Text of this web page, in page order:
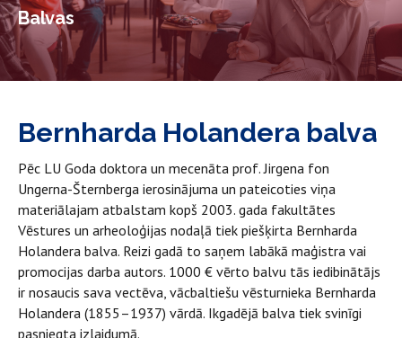
Balvas
Bernharda Holandera balva
Pēc LU Goda doktora un mecenāta prof. Jirgena fon
Ungerna-Šternberga ierosinājuma un pateicoties viņa
materiālajam atbalstam kopš 2003. gada fakultātes
Vēstures un arheoloģijas nodaļā tiek piešķirta Bernharda
Holandera balva. Reizi gadā to saņem labākā maģistra vai
promocijas darba autors. 1000 € vērto balvu tās iedibinātājs
ir nosaucis sava vectēva, vācbaltiešu vēsturnieka Bernharda
Holandera (1855–1937) vārdā. Ikgadējā balva tiek svinīgi
pasniegta izlaidumā.